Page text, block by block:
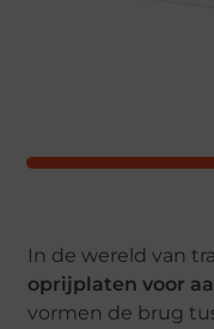
In de wereld van
oprijplaten voor
vormen de brug